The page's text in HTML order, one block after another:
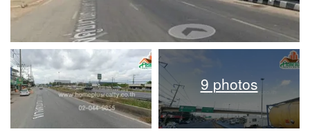
9 photos